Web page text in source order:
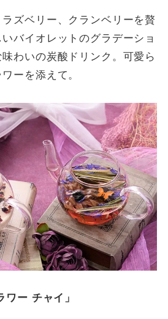
ズベリー、クランベリーを贅
バイオレットのグラデーショ
わいの炭酸ドリンク。可愛ら
ーを添えて。
ー チャイ」